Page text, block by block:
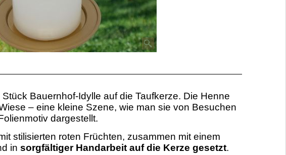
Bauernhof-Idylle auf die Taufkerze. Die Henne
– eine kleine Szene, wie man sie von Besuchen
dargestellt.
stilisierten roten Früchten, zusammen mit einem
in sorgfältiger Handarbeit auf die Kerze gesetzt.